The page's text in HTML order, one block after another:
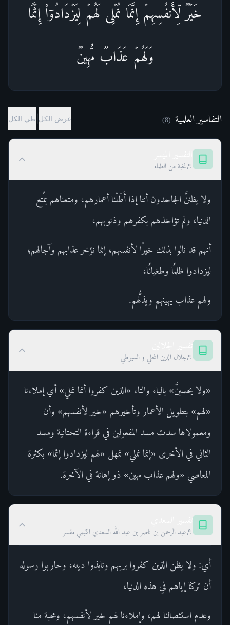
خَیۡرࣱ لِّأَنفُسِهِمۡۚ إِنَّمَا نُمۡلِی لَهُمۡ لِیَزۡدَادُوۤا۟ إِثۡمࣰاۖ
وَلَهُمۡ عَذَابࣱ مُّهِینࣱ
التفاسير العلمية (
8
) عرض الكل طي الكل
نخبة من العلماء
ولا يظننَّ الجاحدون أننا إذا أَطَلْنا أعمارهم، ومتعناهم بمُتع
الدنيا، ولم تؤاخذهم بكفرهم وذنوبهم،
أنهم قد نالوا بذلك خيرًا لأنفسهم، إنما نؤخر عذابهم وآجالهم؛
ليزدادوا ظلمًا وطغيانًا،
ولهم عذاب يهينهم ويذلُّهم.
جلال الدين المحلي و السيوطي
«ولا يحسبنَّ» بالياء والتاء «الذين كفروا أنما نملي» أي إملاءنا
«لهم» بتطويل الأعمار وتأخيرهم «خير لأنفسهم» وأن
ومعمولاها سدت مسد المفعولين في قراءة التحتانية ومسد
الثاني في الأخرى «إنما نملي» نمهل «لهم ليزدادوا إثما» بكثرة
المعاصي «ولهم عذاب مهين» ذو إهانة في الآخرة.
عبد الرحمن بن ناصر بن عبد الله السعدي التميمي مفسر
أي: ولا يظن الذين كفروا بربهم ونابذوا دينه، وحاربوا رسوله
أن تركنا إياهم في هذه الدنيا،
وعدم استئصالنا لهم، وإملاءنا لهم خير لأنفسهم، ومحبة منا